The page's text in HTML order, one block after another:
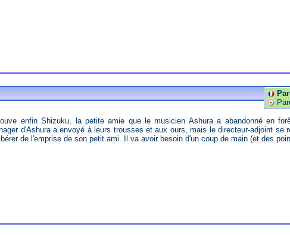
d'Ashura a envoyé à leurs trousses et aux ours, mais le directeur-adjoint se
de l'emprise de son petit ami. Il va avoir besoin d'un coup de main (et des